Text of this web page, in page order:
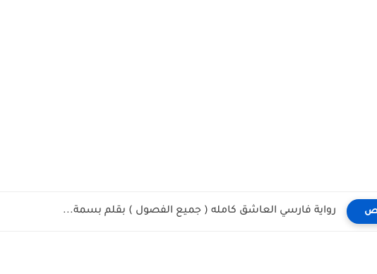
رواية فارسي العاشق كامله ( جميع الفصول ) بقلم بسمة...